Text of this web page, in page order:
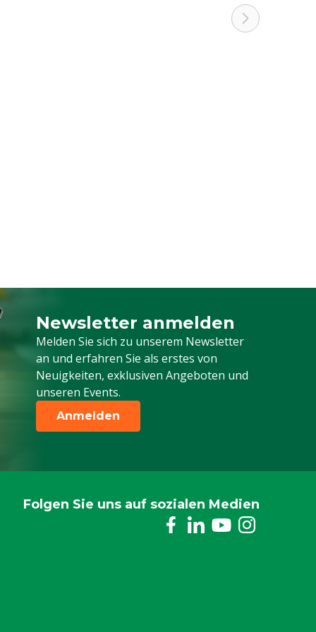
Newsletter anmelden
Melden Sie sich zu unserem Newsletter
an und erfahren Sie als erstes von
Neuigkeiten, exklusiven Angeboten und
unseren Events.
Melden Sie sich für unseren Newsletter
Anmelden
Folgen Sie uns auf sozialen Medien